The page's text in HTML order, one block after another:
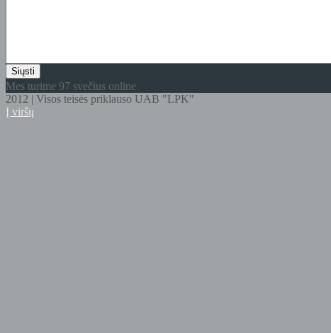
Mes turime 97 svečius online
2012 | Visos teisės priklauso UAB "LPK"
Į viršų